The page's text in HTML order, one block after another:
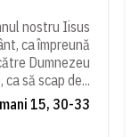
nostru Iisus
ca împreună
Dumnezeu
să scap de...
15, 30-33